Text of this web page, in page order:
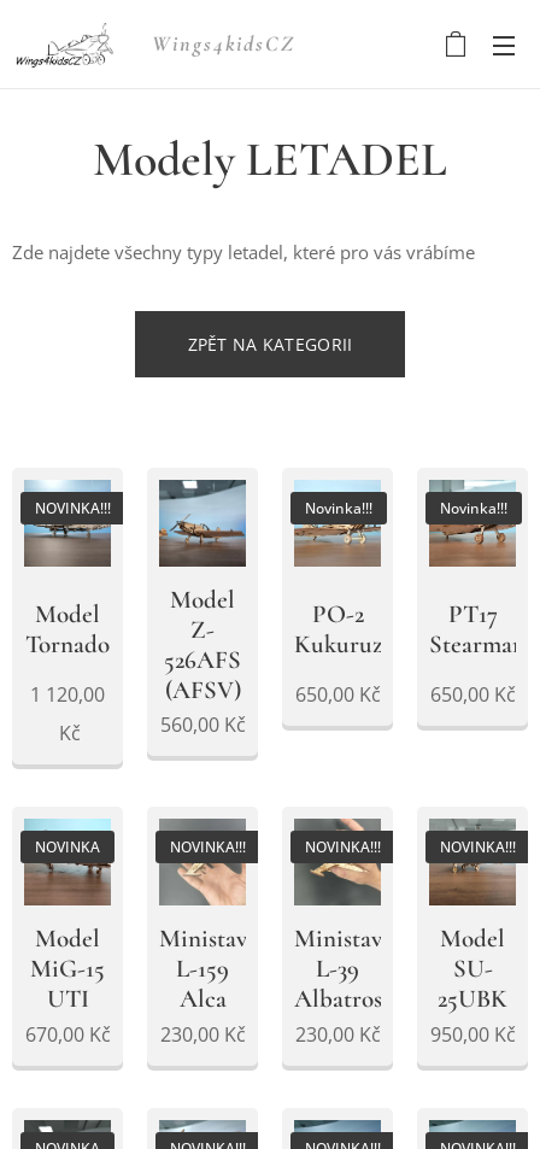
Wings4kidsCZ
Modely LETADEL
Zde najdete všechny typy letadel, které pro vás vrábíme
ZPĚT NA KATEGORII
Model
Tornado
NOVINKA!!!
1 120,00
Kč
Model
Z-
526AFS
(AFSV)
560,00Kč
PO-2
Kukuruzník
Novinka!!!
650,00Kč
PT17
Stearman
Novinka!!!
650,00Kč
Model
MiG-15
UTI
NOVINKA
670,00Kč
Ministavebnice
L-159
Alca
NOVINKA!!!
230,00Kč
Ministavebnice
L-39
Albatros
NOVINKA!!!
230,00Kč
Model
SU-
25UBK
NOVINKA!!!
950,00Kč